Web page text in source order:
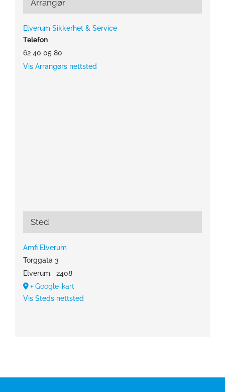
Arrangør
Elverum Sikkerhet & Service
Telefon
62 40 05 80
Vis Arrangørs nettsted
Sted
Amfi Elverum
Torggata 3
Elverum,
2408
+ Google-kart
Vis Steds nettsted